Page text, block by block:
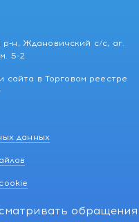
н, Ждановичский с/с, аг.
5-2
в Торговом реестре
данных
обращения